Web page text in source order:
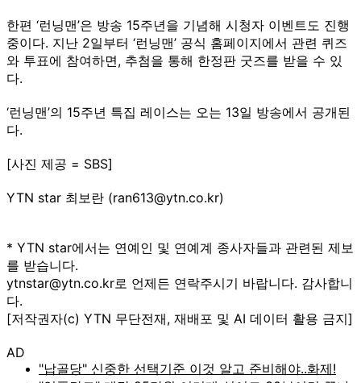
한편 ‘런닝맨’은 방송 15주년을 기념해 시청자 이벤트도 진행
중이다. 지난 2일부터 ‘런닝맨’ 공식 홈페이지에서 관련 퀴즈
와 투표에 참여하면, 추첨을 통해 한정판 굿즈를 받을 수 있
다.
‘런닝맨’의 15주년 특집 레이스는 오는 13일 방송에서 공개된
다.
[사진 제공 = SBS]
YTN star 최보란 (ran613@ytn.co.kr)
* YTN star에서는 연예인 및 연예계 종사자들과 관련된 제보
를 받습니다.
ytnstar@ytn.co.kr로 언제든 연락주시기 바랍니다. 감사합니
다.
[저작권자(c) YTN 무단전재, 재배포 및 AI 데이터 활용 금지]
AD